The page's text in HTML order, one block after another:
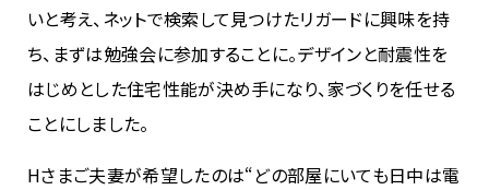
いと考え、ネットで検索して見つけたリガードに興味を持
ち、まずは勉強会に参加することに。デザインと耐震性を
はじめとした住宅性能が決め手になり、家づくりを任せる
ことにしました。
Hさまご夫妻が希望したのは“どの部屋にいても日中は電